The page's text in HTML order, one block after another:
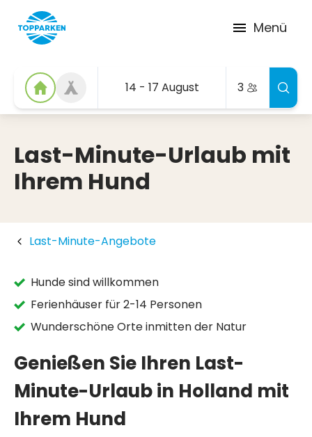
Menü
14 - 17 August 3
Last-Minute-Urlaub mit
Ihrem Hund
Last-Minute-Angebote
Hunde sind willkommen
Ferienhäuser für 2-14 Personen
Wunderschöne Orte inmitten der Natur
Genießen Sie Ihren Last-
Minute-Urlaub in Holland mit
Ihrem Hund